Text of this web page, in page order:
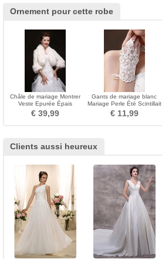
Ornement pour cette robe
Châle de mariage Montrer
Veste Epurée Épais
Manche de Clochette
€ 39,99
Gants de mariage blanc
Mariage Perle Été Scintillait
Mitaine
€ 11,99
Clients aussi heureux